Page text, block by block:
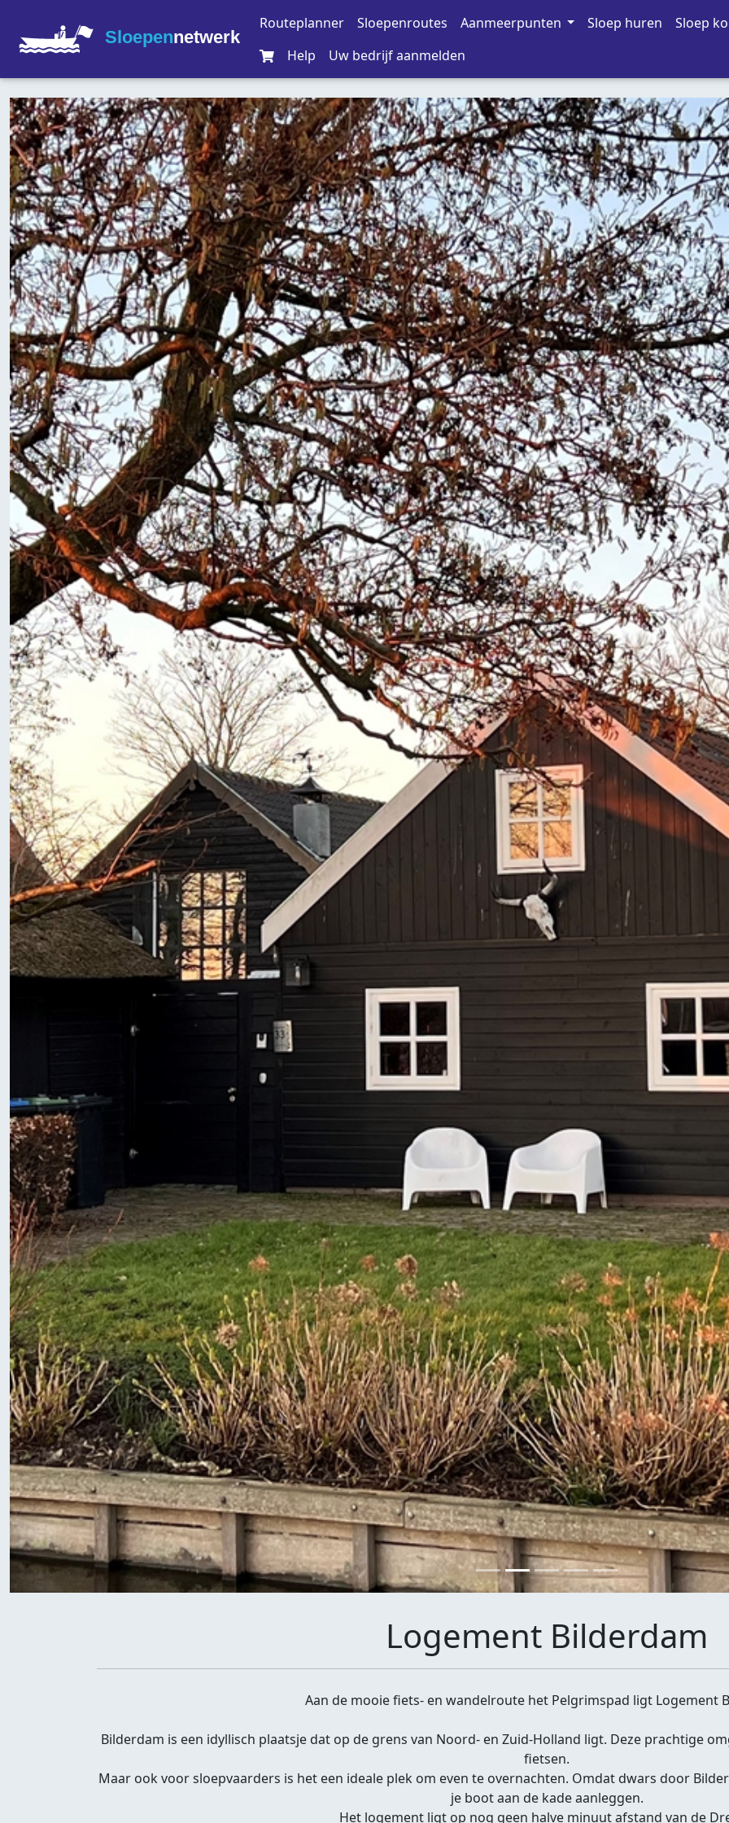
Sloepennetwerk
Routeplanner Sloepenroutes Aanmeerpunten Sloep huren
Sloep
Help
Uw bedrijf aanmelden
Previous
Logement Bilderdam
Aan de mooie fiets- en wandelroute het Pelgrimspad ligt Logement
Bilderdam is een idyllisch plaatsje dat op de grens van Noord- en Zuid-Holland ligt. Deze prachtige
fietsen.
Maar ook voor sloepvaarders is het een ideale plek om even te overnachten. Omdat dwars door
je boot aan de kade aanleggen.
Het logement ligt op nog geen halve minuut afstand van de